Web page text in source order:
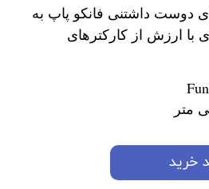
دوست داشتنی فانکو پاپ به
با ارزش از کارکترهای
خرید